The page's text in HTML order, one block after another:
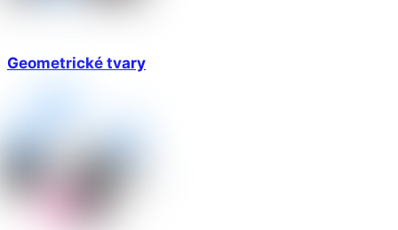
Geometrické tvary